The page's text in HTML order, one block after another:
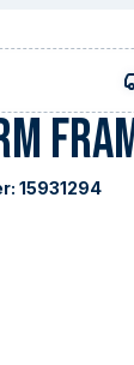
15931294